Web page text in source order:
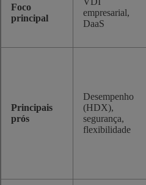
Foco
principal
empresarial,
DaaS
Principais
prós
Desempenho
(HDX),
segurança,
flexibilidade